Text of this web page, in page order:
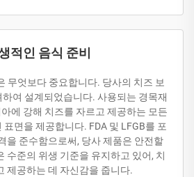
적인 음식 준비
무엇보다 중요합니다. 당사의 치즈 보
여 설계되었습니다. 사용되는 경목재
에 강해 치즈를 자르고 제공하는 모든
면을 제공합니다. FDA 및 LFGB를 포
을 준수함으로써, 당사 제품은 안전할
수준의 위생 기준을 유지하고 있어, 치
제공하는 데 자신감을 줍니다.